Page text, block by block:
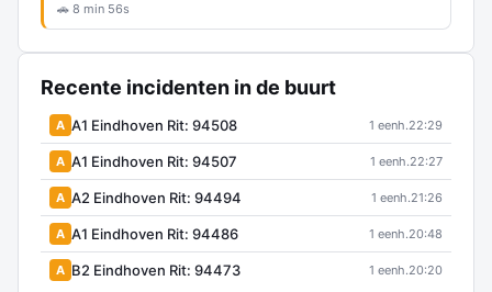
🚗 8 min 56s
Recente incidenten in de buurt
A A1 Eindhoven Rit: 94508 1 eenh.22:29
A A1 Eindhoven Rit: 94507 1 eenh.22:27
A A2 Eindhoven Rit: 94494 1 eenh.21:26
A A1 Eindhoven Rit: 94486 1 eenh.20:48
A B2 Eindhoven Rit: 94473 1 eenh.20:20